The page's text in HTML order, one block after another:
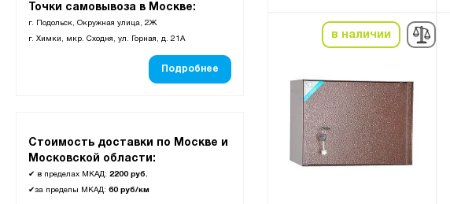
Точки самовывоза в Москве:
г. Подольск, Окружная улица, 2Ж
г. Химки, мкр. Сходня, ул. Горная, д. 21А
Подробнее
Стоимость доставки по Москве и
Московской области:
✔ в пределах МКАД: 2200 руб.
✔за пределы МКАД: 60 руб/км
в наличии